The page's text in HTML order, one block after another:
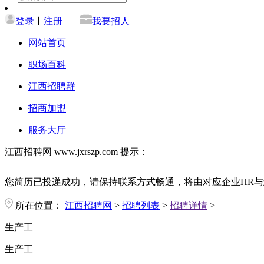
登录 注册 我要招人
网站首页
职场百科
江西招聘群
招商加盟
服务大厅
江西招聘网 www.jxrszp.com 提示：
您简历已投递成功，请保持联系方式畅通，将由对应企业HR
所在位置： 江西招聘网 > 招聘列表 > 招聘详情 >
生产工
生产工